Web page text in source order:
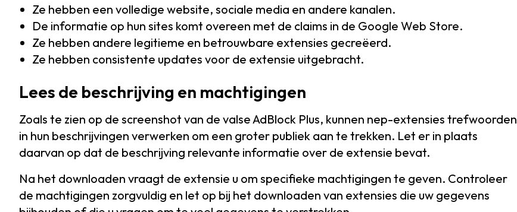
Ze hebben een volledige website, sociale media en andere kanalen.
De informatie op hun sites komt overeen met de claims in de Google Web Store.
Ze hebben andere legitieme en betrouwbare extensies gecreëerd.
Ze hebben consistente updates voor de extensie uitgebracht.
Lees de beschrijving en machtigingen
Zoals te zien op de screenshot van de valse AdBlock Plus, kunnen nep-extensies trefwoorden
in hun beschrijvingen verwerken om een groter publiek aan te trekken. Let er in plaats
daarvan op dat de beschrijving relevante informatie over de extensie bevat.
Na het downloaden vraagt de extensie u om specifieke machtigingen te geven. Controleer
de machtigingen zorgvuldig en let op bij het downloaden van extensies die uw gegevens